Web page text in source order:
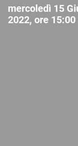
mercoledì 15
2022, ore 15:00